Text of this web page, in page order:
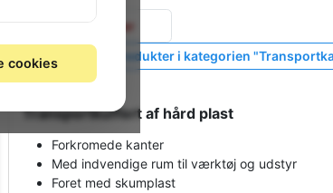
på lager
Vis lignende produkter i kategorien
Transportkuffert af hård plast
Forkromede kanter
Med indvendige rum til værktøj og udstyr
Foret med skumplast
cookies